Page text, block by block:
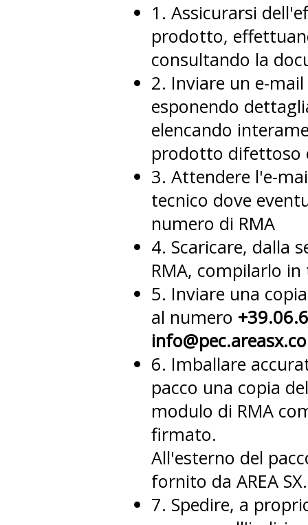
1. Assicurarsi
prodotto,
consultando la
2. Inviare un e-
esponendo
elencando
prodotto difettoso
3. Attendere l'e-
tecnico dove
numero di RMA
4. Scaricare, dalla
RMA, compilarlo
5. Inviare una
al numero
6. Imballare
pacco una copia
modulo di RMA
firmato.
All'esterno del
fornito da AREA SX.
7. Spedire, a